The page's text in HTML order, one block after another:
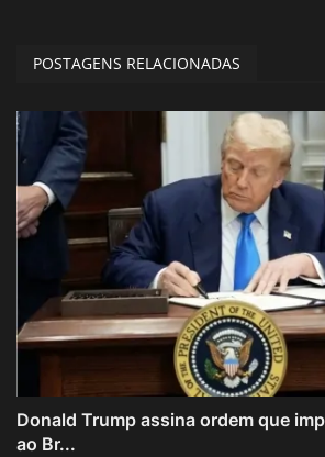
POSTAGENS RELACIONADAS
Donald Trump assina ordem que
ao Br...